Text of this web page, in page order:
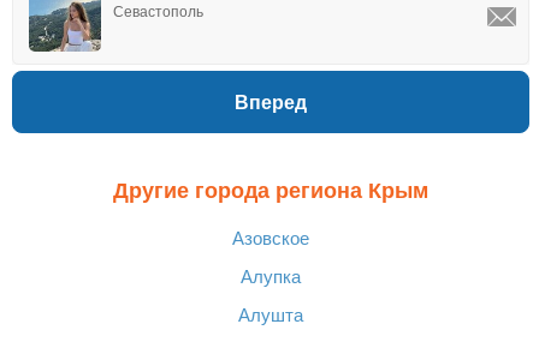
Севастополь
Вперед
Другие города региона Крым
Азовское
Алупка
Алушта